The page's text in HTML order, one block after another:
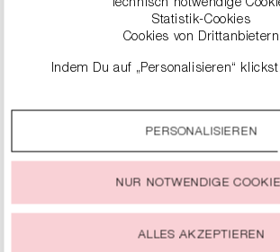
ÄHNLICHE
Technisch notwendige
Statistik-Cookies
Cookies von Drittanbietern
Indem Du auf „Personalisieren“
Durch einen Klick auf das Auswahlfeld
stimmst Du der Verwendung aller
jeder Zeit ändern oder
PERSONALISIEREN
NUR NOTWENDIGE
ALLES AKZEPTIEREN